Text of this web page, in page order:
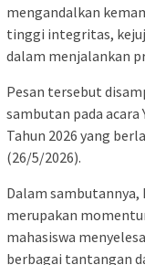
mengandalkan
tinggi integritas,
dalam menjalankan
Pesan tersebut
sambutan pada acara
Tahun 2026 yang
(26/5/2026).
Dalam sambutannya,
merupakan
mahasiswa
berbagai tantangan